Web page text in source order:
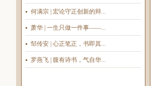
何满宗 | 宏论守正创新的辩...
萧华 | 一生只做一件事——...
邹传安 | 心正笔正，书即其...
罗燕飞 | 腹有诗书，气自华...